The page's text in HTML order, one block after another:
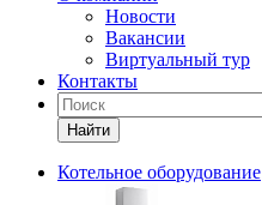
Новости
Вакансии
Виртуальный тур
Контакты
Найти
Котельное оборудование